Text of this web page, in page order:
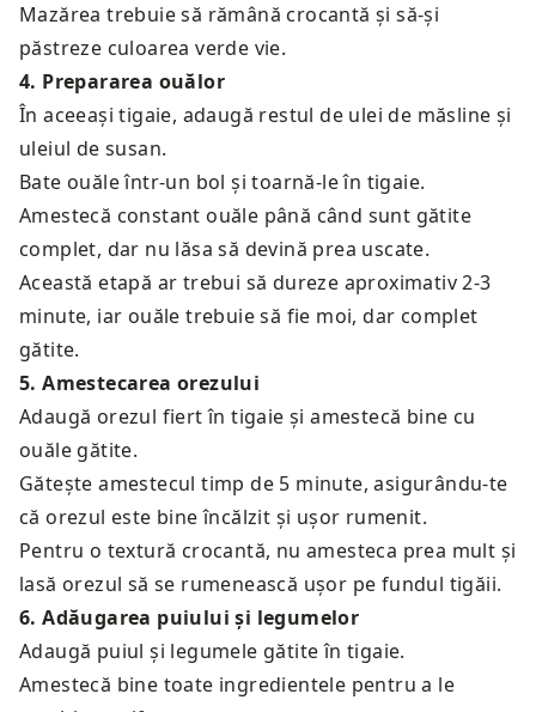
Mazărea trebuie să rămână crocantă și să-și
păstreze culoarea verde vie.
4. Prepararea ouălor
În aceeași tigaie, adaugă restul de ulei de măsline și
uleiul de susan.
Bate ouăle într-un bol și toarnă-le în tigaie.
Amestecă constant ouăle până când sunt gătite
complet, dar nu lăsa să devină prea uscate.
Această etapă ar trebui să dureze aproximativ 2-3
minute, iar ouăle trebuie să fie moi, dar complet
gătite.
5.Amestecarea orezului
Adaugă orezul fiert în tigaie și amestecă bine cu
ouăle gătite.
Gătește amestecul timp de 5 minute, asigurându-te
că orezul este bine încălzit și ușor rumenit.
Pentru o textură crocantă, nu amesteca prea mult și
lasă orezul să se rumenească ușor pe fundul tigăii.
6.Adăugarea puiului și legumelor
Adaugă puiul și legumele gătite în tigaie.
Amestecă bine toate ingredientele pentru a le